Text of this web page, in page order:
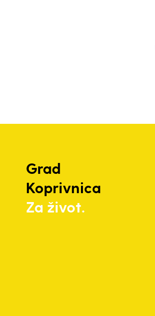
Grad
Koprivnica
Za život.